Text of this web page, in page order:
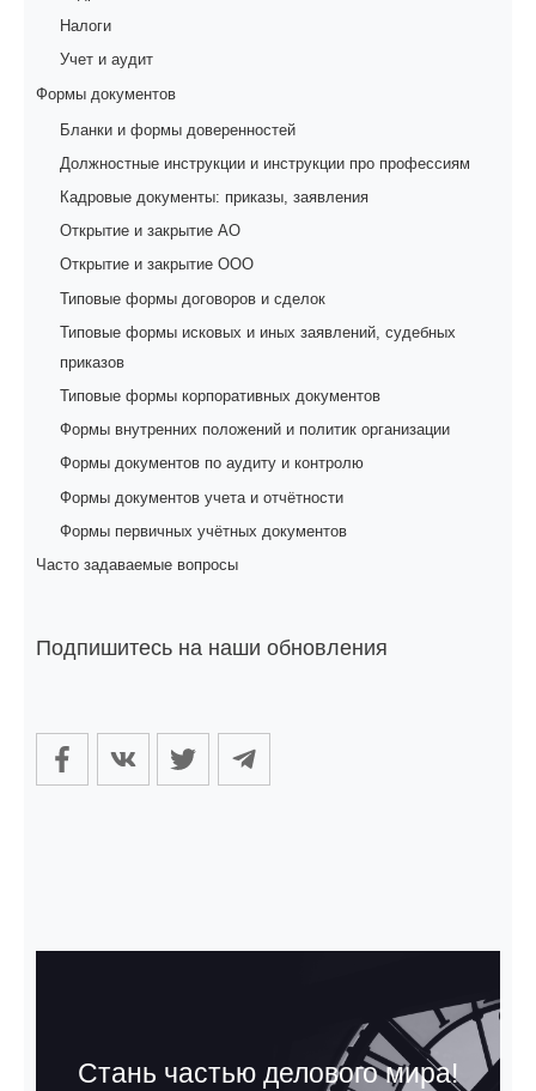
Налоги
Учет и аудит
Формы документов
Бланки и формы доверенностей
Должностные инструкции и инструкции про профессиям
Кадровые документы: приказы, заявления
Открытие и закрытие АО
Открытие и закрытие ООО
Типовые формы договоров и сделок
Типовые формы исковых и иных заявлений, судебных
приказов
Типовые формы корпоративных документов
Формы внутренних положений и политик организации
Формы документов по аудиту и контролю
Формы документов учета и отчётности
Формы первичных учётных документов
Часто задаваемые вопросы
Подпишитесь на наши обновления
Стань частью делового мира!